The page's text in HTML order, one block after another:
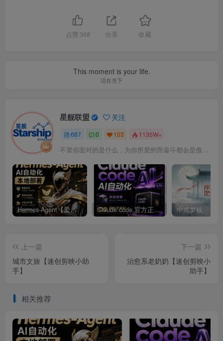
点赞 368 分享 收藏
This moment is your life.
活在当下
星舰联盟 关注
687 0 103 1135W+
不管你面对的是什么，为你所爱的而奋斗都会是值得的
Hermes-Agent【爱马仕】AI自动化部署【会员免费领取安装包】 Claude code 官方正版 超强工具【会员免费领取安装包】 中式梦核
上一篇
城市文旅【速创剪映小助
手】
下一篇
治愈系老奶奶【速创剪映小
助手】
相关推荐